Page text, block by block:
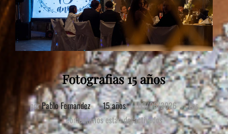
Fotografias 15 años
porPablo Fernandez 15 años 03/06/2026
Los
comentarios están desactivados